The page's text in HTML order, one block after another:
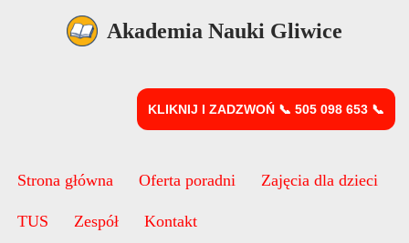
Akademia Nauki Gliwice
KLIKNIJ I ZADZWOŃ 📞 505 098 653 📞
Strona główna Oferta poradni Zajęcia dla dzieci
TUS Zespół Kontakt